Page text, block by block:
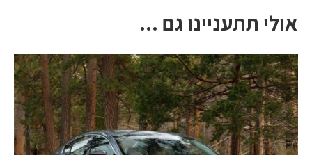
אולי תתעניינו גם ...